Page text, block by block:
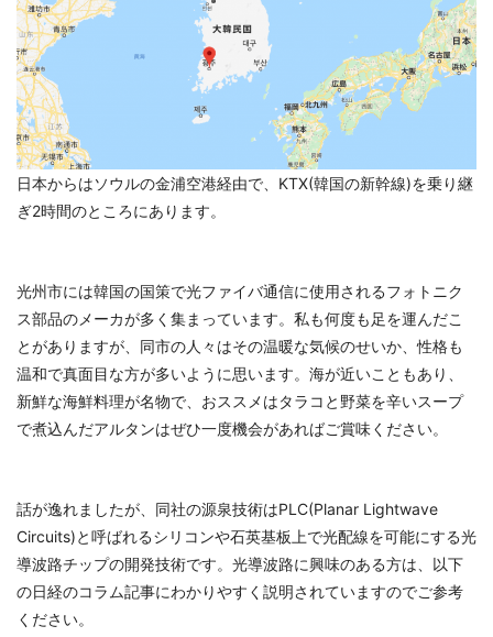
日本からはソウルの金浦空港経由で、KTX(韓国の新幹線)を乗り継
ぎ2時間のところにあります。
光州市には韓国の国策で光ファイバ通信に使用されるフォトニク
ス部品のメーカが多く集まっています。私も何度も足を運んだこ
とがありますが、同市の人々はその温暖な気候のせいか、性格も
温和で真面目な方が多いように思います。海が近いこともあり、
新鮮な海鮮料理が名物で、おススメはタラコと野菜を辛いスープ
で煮込んだアルタンはぜひ一度機会があればご賞味ください。
話が逸れましたが、同社の源泉技術はPLC(Planar Lightwave
Circuits)と呼ばれるシリコンや石英基板上で光配線を可能にする光
導波路チップの開発技術です。光導波路に興味のある方は、以下
の日経のコラム記事にわかりやすく説明されていますのでご参考
ください。